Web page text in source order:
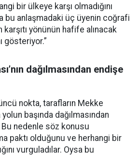
bir ülkeye karşı olmadığını
bu anlaşmadaki üç üyenin coğrafi
karşıtı yönünün hafife alınacak
gösteriyor.”
dağılmasından endişe
nokta, tarafların Mekke
yolun başında dağılmasından
nedenle söz konusu
paktı olduğunu ve herhangi bir
vurguladılar. Oysa bu